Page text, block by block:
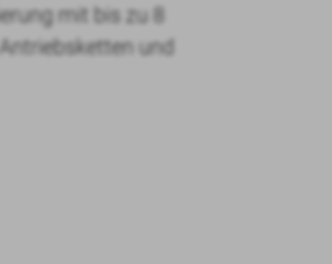
mit bis zu 8
und